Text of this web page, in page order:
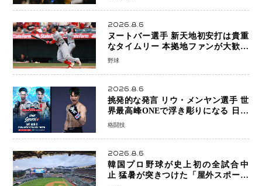
2026.8.6
ヌートバー選手 新天地初安打は貴重
なタイムリー 本拠地ファンが大歓声
笑顔で歓喜
野球
2026.8.6
挑発的な発言 リウ・メンヤン選手 世
界最高峰ONEで浮き彫りになる 日本
キックボクシングが直面する“技術
格闘技
2026.8.6
韓国プロ野球が史上初の全試合中
止 猛暑が突きつけた「屋外スポーツ